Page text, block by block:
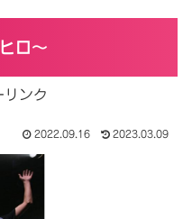
ロ～
リンク
2022.09.16 2023.03.09